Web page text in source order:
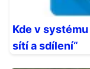
Kde v
sítí a sdílení“